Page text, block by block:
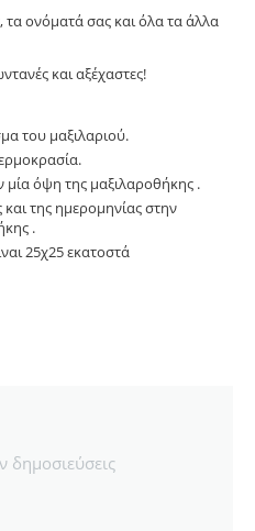
τα ονόματά σας και όλα τα άλλα
και αξέχαστες!
του μαξιλαριού.
όψη της μαξιλαροθήκης .
της ημερομηνίας στην
.
25χ25 εκατοστά
δημοσιεύσεις